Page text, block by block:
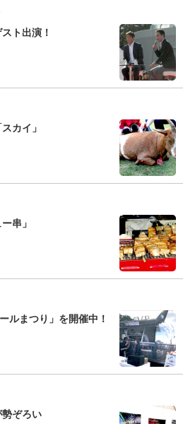
スト出演！
カイ」
串」
ルまつり」を開催中！
ぞろい